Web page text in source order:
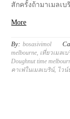
สักครั้งถ้ามาเมลเบ
More
By: bosasivimol
melbourne เที่ยวเมลเ
Doughnut time
คาเฟ่ในเมลเบริน์, ไวน์